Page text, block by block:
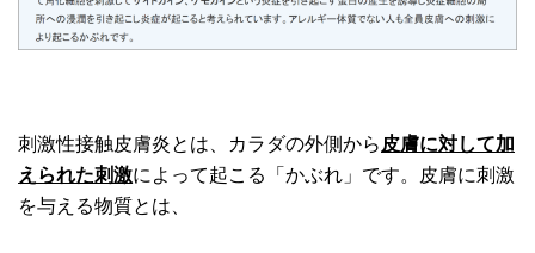
刺激性接触皮膚炎とは、カラダの外側から 皮膚に対して加
えられた刺激によって起こる「かぶれ」です。皮膚に刺激
を与える物質とは、